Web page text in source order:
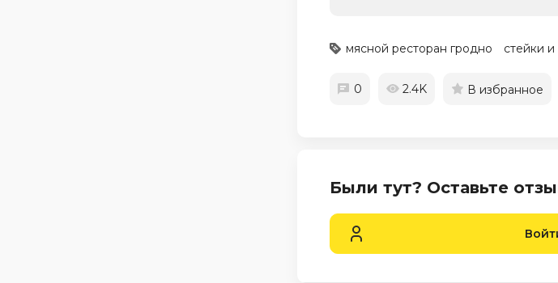
мясной ресторан гродно стейки
0 2.4K В избранное
Были тут? Оставьте